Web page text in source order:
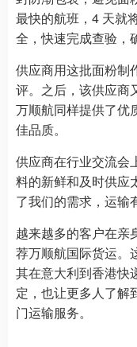
最快的航班，4 天就
全，快速完成查验，
供应商用这批面粉制
评。之后，该供应商
万顺航同样提供了优
佳品质。
供应商在行业交流会
料的新鲜和及时供应
了我们的需求，运输
越来越多的客户在亲
荐万顺航国际货运。
其在意大利到香港快
定，也让更多人了解
门运输服务。